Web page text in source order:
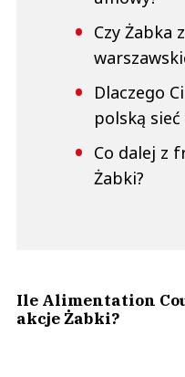
Czy Żabka
Dlaczego
polską
Co dalej z
Żabki?
Ile Alimentation
akcje Żabki?